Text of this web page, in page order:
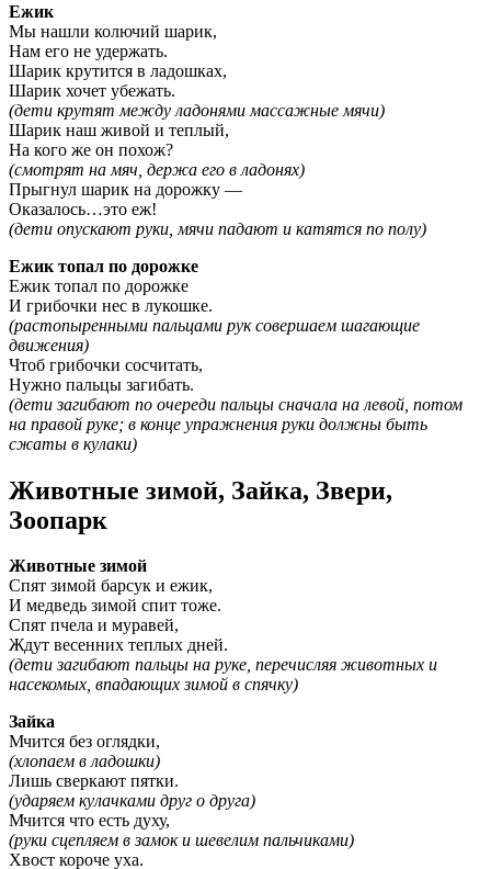
Ежик
Мы нашли колючий шарик,
Нам его не удержать.
Шарик крутится в ладошках,
Шарик хочет убежать.
(дети крутят между ладонями массажные мячи)
Шарик наш живой и теплый,
На кого же он похож?
(смотрят на мяч, держа его в ладонях)
Прыгнул шарик на дорожку —
Оказалось…это еж!
(дети опускают руки, мячи падают и катятся по полу)
Ежик топал по дорожке
Ежик топал по дорожке
И грибочки нес в лукошке.
(растопыренными пальцами рук совершаем шагающие
движения)
Чтоб грибочки сосчитать,
Нужно пальцы загибать.
(дети загибают по очереди пальцы сначала на левой, потом
на правой руке; в конце упражнения руки должны быть
сжаты в кулаки)
Животные зимой, Зайка, Звери,
Зоопарк
Животные зимой
Спят зимой барсук и ежик,
И медведь зимой спит тоже.
Спят пчела и муравей,
Ждут весенних теплых дней.
(дети загибают пальцы на руке, перечисляя животных и
насекомых, впадающих зимой в спячку)
Зайка
Мчится без оглядки,
(хлопаем в ладошки)
Лишь сверкают пятки.
(ударяем кулачками друг о друга)
Мчится что есть духу,
(руки сцепляем в замок и шевелим пальчиками)
Хвост короче уха.